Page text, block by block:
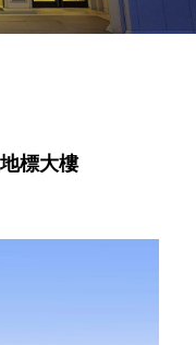
標大樓